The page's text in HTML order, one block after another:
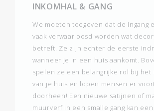
INKOMHAL & GANG
We moeten toegeven dat de ingang
vaak verwaarloosd worden wat
betreft. Ze zijn echter de eerste
wanneer je in een huis aankomt.
spelen ze een belangrijke rol bij het
van je huis en lopen mensen er
doorheen! Een nieuwe satijnen of
muurverf in een smalle gang kan